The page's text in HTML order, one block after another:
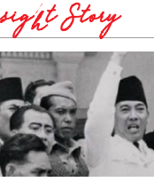
Story